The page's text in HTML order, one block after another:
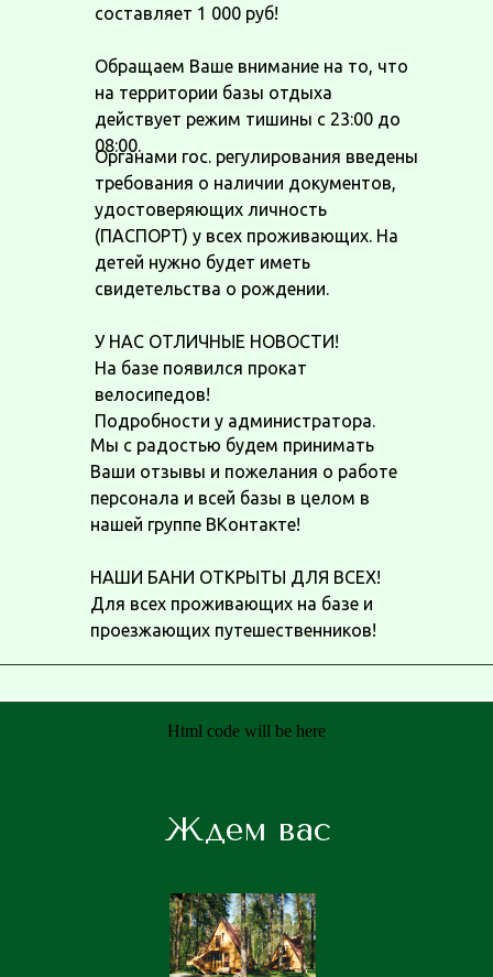
Органами гос. регулирования введены
требования о наличии документов,
удостоверяющих личность
(ПАСПОРТ) у всех проживающих. На
детей нужно будет иметь
свидетельства о рождении.
У НАС ОТЛИЧНЫЕ НОВОСТИ!
На базе появился прокат
велосипедов!
Подробности у администратора.
Мы с радостью будем принимать
Ваши отзывы и пожелания о работе
персонала и всей базы в целом в
нашей группе ВКонтакте!
НАШИ БАНИ ОТКРЫТЫ ДЛЯ ВСЕХ!
Для всех проживающих на базе и
проезжающих путешественников!
составляет 1 000 руб!
Обращаем Ваше внимание на то, что
на территории базы отдыха
действует режим тишины с 23:00 до
08:00.
Html code will be here
Ждем вас